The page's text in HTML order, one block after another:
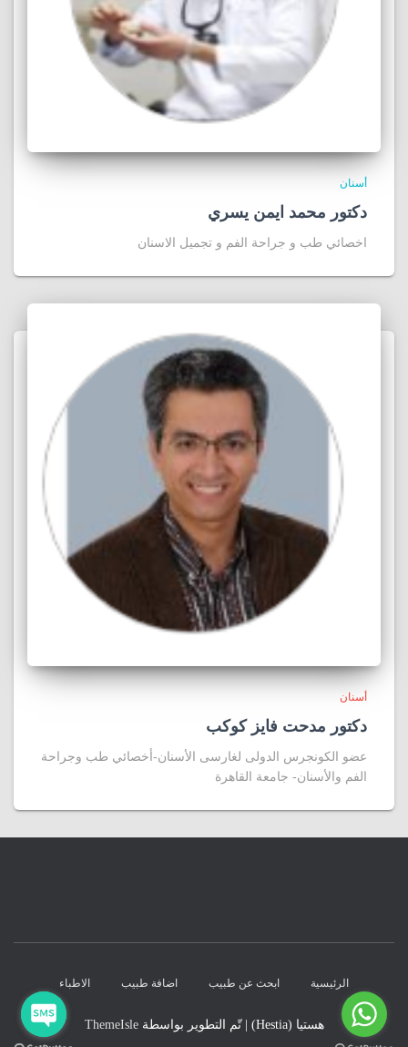
أسنان
دكتور محمد ايمن يسري
اخصائي طب و جراحة الفم و تجميل الاسنان
أسنان
دكتور مدحت فايز كوكب
عضو الكونجرس الدولى لغارسى الأسنان-أخصائي طب وجراحة
الفم والأسنان- جامعة القاهرة
الرئيسية ابحث عن طبيب اضافة طبيب الاطباء
هستيا (Hestia) | تّم التطوير بواسطة ThemeIsle